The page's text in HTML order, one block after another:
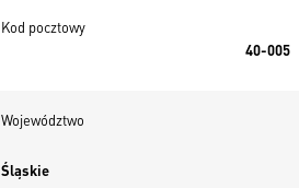
Kod pocztowy
40-005
Województwo
Śląskie